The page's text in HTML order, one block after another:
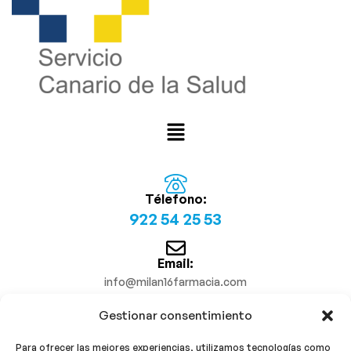
Gestionar consentimiento
Para ofrecer las mejores experiencias, utilizamos tecnologías como
Télefono:
922 54 25 53
Email:
info@milan16farmacia.com
¡Síguenos!